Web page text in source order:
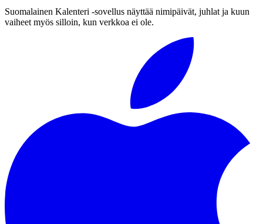
Suomalainen Kalenteri ‑sovellus näyttää nimipäivät, juhlat ja kuun
vaiheet myös silloin, kun verkkoa ei ole.